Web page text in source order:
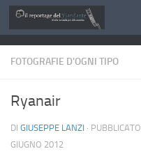
Salta al contenuto
FOTOGRAFIE D'OGNI TIPO
Ryanair
DI GIUSEPPE LANZI · PUBBLICATO
GIUGNO 2012